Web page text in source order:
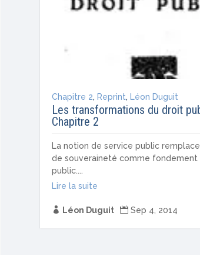
Chapitre 2, Reprint, Léon Duguit
Les transformations du droit
Chapitre 2
La notion de service public
de souveraineté comme fondement
public....
Lire la suite
 Léon Duguit  Sep 4, 2014